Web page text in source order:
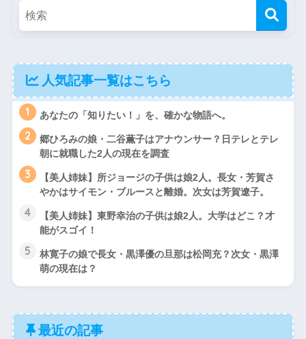
人気記事一覧はこちら
1 あなたの「知りたい！」を、確かな物語へ。
2
郷ひろみの娘・二谷薫子はアナウンサー？日テレとテレ
朝に就職した2人の現在を調査
3
【美人姉妹】所ジョージの子供は娘2人。長女・芳賀さ
やかはサイモン・ブルースと離婚。次女は芳賀遼子。
4
【美人姉妹】東野幸治の子供は娘2人。大学はどこ？才
能がスゴイ！
5
林寛子の娘で長女・黒澤優の旦那は松岡充？次女・黒澤
萌の現在は？
最近の記事